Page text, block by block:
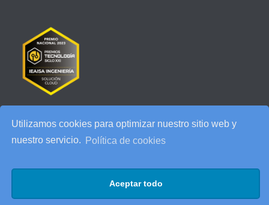
Utilizamos cookies para optimizar nuestro sitio web y
nuestro servicio.
Política de cookies
Aceptar todo
IA de ESADE
25 años de IEAISA: una celebración para recordar
AI Act: qué cambia para tu empresa y cómo prepararte